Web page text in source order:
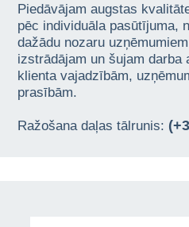
Piedāvājam augstas
pēc individuāla pasūtījuma,
dažādu nozaru
izstrādājam un šujam darba
klienta vajadzībām,
prasībām.
Ražošana daļas tālrunis: